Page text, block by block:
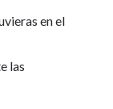
en el
las